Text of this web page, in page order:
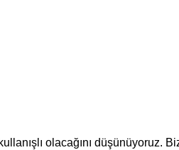
olacağını düşünüyoruz.